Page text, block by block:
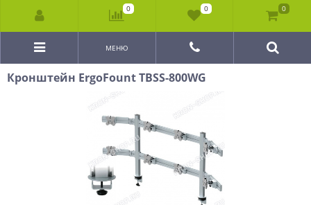
МЕНЮ
Кронштейн ErgoFount TBSS-800WG
0 0 0